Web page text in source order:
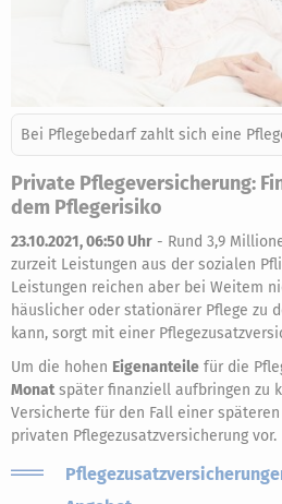
Bei Pflegebedarf zahlt sich eine
Private Pflegeversicherung:
dem Pflegerisiko
23.10.2021, 06:50 Uhr - Rund 3,9
zurzeit Leistungen aus der sozialen
Leistungen reichen aber bei Weitem
häuslicher oder stationärer Pflege zu
kann, sorgt mit einer
Um die hohen Eigenanteile für die
Monatspäter finanziell aufbringen zu
Versicherte für den Fall einer
privaten Pflegezusatzversicherung vor.